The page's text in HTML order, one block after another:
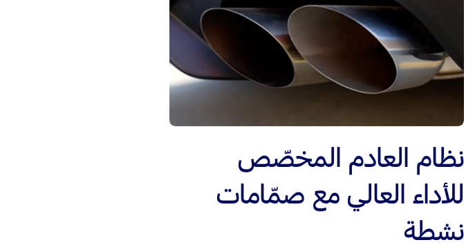
نظام العادم المخصّص
للأداء العالي مع صمّامات
نشطة